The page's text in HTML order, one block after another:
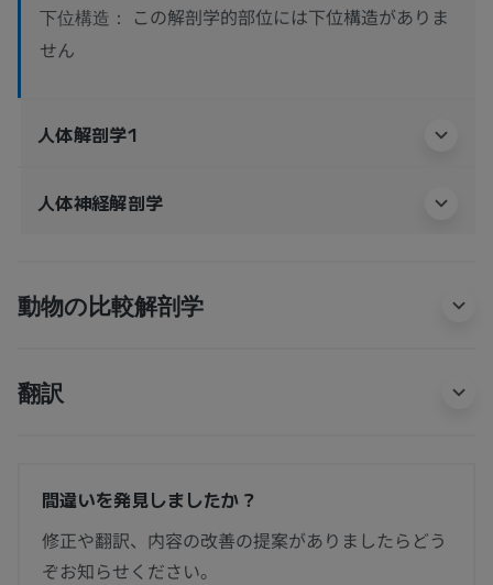
下位構造：
この解剖学的部位には下位構造がありま
せん
人体解剖学1
人体神経解剖学
動物の比較解剖学
翻訳
間違いを発見しましたか？
修正や翻訳、内容の改善の提案がありましたらどう
ぞお知らせください。